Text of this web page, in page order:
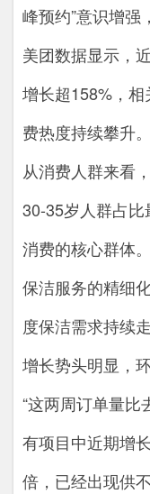
峰预约”意识增强
美团数据显示，
增长超158%，
费热度持续攀升。
从消费人群来看
30-35岁人群占
消费的核心群体
保洁服务的精细
度保洁需求持续
增长势头明显，
“这两周订单量
有项目中近期增
倍，已经出现供